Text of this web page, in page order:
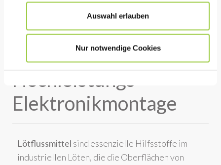
Auswahl erlauben
Nur notwendige Cookies
Lötflussmittel:
Leitfaden für
Hochleistungs-
Elektronikmontage
Lötflussmittel sind essenzielle Hilfsstoffe im
industriellen Löten, die die Oberflächen von